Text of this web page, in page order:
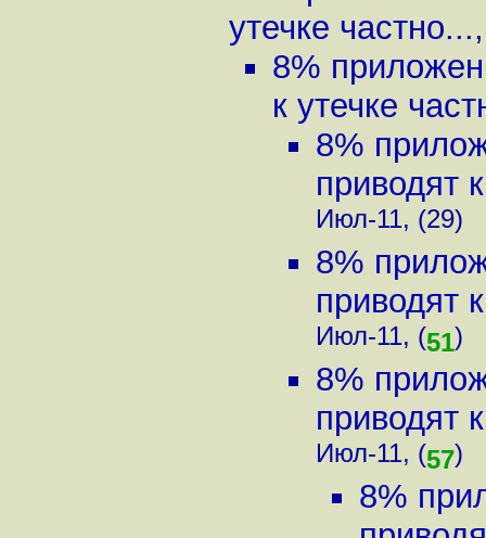
утечке частно...
8%
к утечке
8%
приводят
Июл-11, (29)
8%
приводят
Июл-11, (51)
8%
приводят
Июл-11, (57)
8%